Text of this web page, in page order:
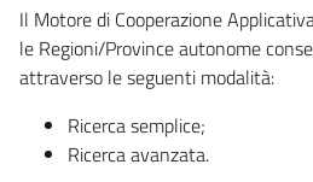
Il Motore di Cooperazione
le Regioni/Province autonome
attraverso le seguenti modalità:
Ricerca semplice;
Ricerca avanzata.